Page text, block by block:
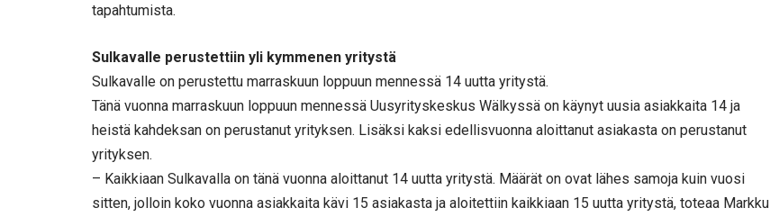
tapahtumista.
Sulkavalle perustettiin yli kymmenen yritystä
Sulkavalle on perustettu marraskuun loppuun mennessä 14 uutta yritystä.
Tänä vuonna marraskuun loppuun mennessä Uusyrityskeskus Wälkyssä on käynyt uusia asiakkaita 14 ja
heistä kahdeksan on perustanut yrityksen. Lisäksi kaksi edellisvuonna aloittanut asiakasta on perustanut
yrityksen.
– Kaikkiaan Sulkavalla on tänä vuonna aloittanut 14 uutta yritystä. Määrät on ovat lähes samoja kuin vuosi
sitten, jolloin koko vuonna asiakkaita kävi 15 asiakasta ja aloitettiin kaikkiaan 15 uutta yritystä, toteaa Markku